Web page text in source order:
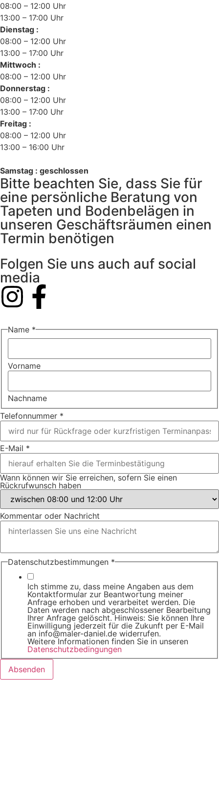
08:00 – 12:00 Uhr
13:00 – 17:00 Uhr
Dienstag :
08:00 – 12:00 Uhr
13:00 – 17:00 Uhr
Mittwoch :
08:00 – 12:00 Uhr
Donnerstag :
08:00 – 12:00 Uhr
13:00 – 17:00 Uhr
Freitag :
08:00 – 12:00 Uhr
13:00 – 16:00 Uhr
Samstag : geschlossen
Bitte beachten Sie, dass Sie für
eine persönliche Beratung von
Tapeten und Bodenbelägen in
unseren Geschäftsräumen einen
Termin benötigen
Folgen Sie uns auch auf social
media
Name *
Vorname
Nachname
Rückrufwunsch
Sie E-Mail
Telefonnummer *
E-Mail *
Wann können wir Sie erreichen, sofern Sie einen
Rückrufwunsch haben
Kommentar oder Nachricht
Datenschutzbestimmungen *
Ich stimme zu, dass meine Angaben aus dem
Kontaktformular zur Beantwortung meiner
Anfrage erhoben und verarbeitet werden. Die
Daten werden nach abgeschlossener Bearbeitung
Ihrer Anfrage gelöscht. Hinweis: Sie können Ihre
Einwilligung jederzeit für die Zukunft per E-Mail
an info@maler-daniel.de widerrufen.
Weitere Informationen finden Sie in unseren
Datenschutzbedingungen
Absenden